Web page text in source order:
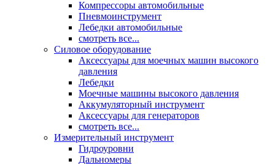
Компрессоры автомобильные
Пневмоинструмент
Лебедки автомобильные
смотреть все...
Силовое оборудование
Аксессуары для моечных машин высокого
давления
Лебедки
Моечные машины высокого давления
Аккумуляторный инструмент
Аксессуары для генераторов
смотреть все...
Измерительный инструмент
Гидроуровни
Дальномеры